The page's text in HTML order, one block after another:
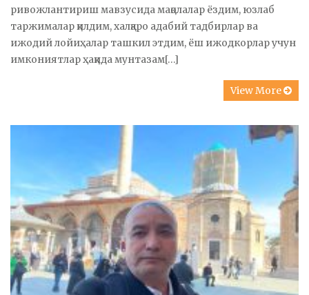
ривожлантириш мавзусида мақолалар ёздим, юзлаб
таржималар қилдим, халқаро адабий тадбирлар ва
ижодий лойиҳалар ташкил этдим, ёш ижодкорлар учун
имкониятлар ҳақида мунтазам[…]
View More